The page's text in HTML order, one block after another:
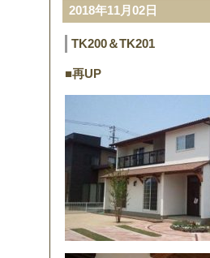
2018年11月02日
TK200＆TK201
■再UP